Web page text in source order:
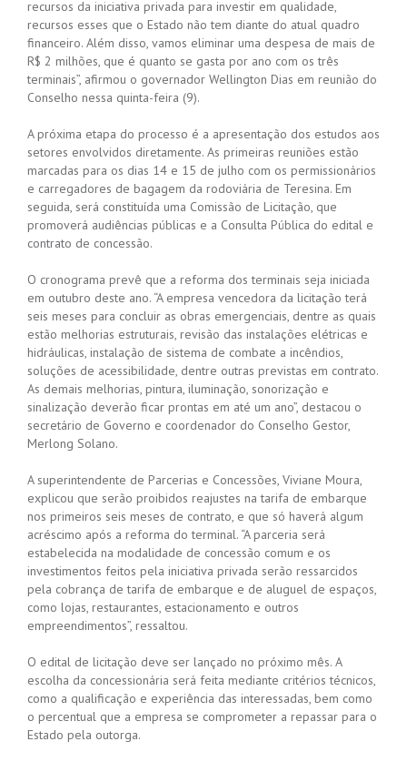
recursos da iniciativa privada para investir em qualidade,
recursos esses que o Estado não tem diante do atual quadro
financeiro. Além disso, vamos eliminar uma despesa de mais de
R$ 2 milhões, que é quanto se gasta por ano com os três
terminais”, afirmou o governador Wellington Dias em reunião do
Conselho nessa quinta-feira (9).
A próxima etapa do processo é a apresentação dos estudos aos
setores envolvidos diretamente. As primeiras reuniões estão
marcadas para os dias 14 e 15 de julho com os permissionários
e carregadores de bagagem da rodoviária de Teresina. Em
seguida, será constituída uma Comissão de Licitação, que
promoverá audiências públicas e a Consulta Pública do edital e
contrato de concessão.
O cronograma prevê que a reforma dos terminais seja iniciada
em outubro deste ano. “A empresa vencedora da licitação terá
seis meses para concluir as obras emergenciais, dentre as quais
estão melhorias estruturais, revisão das instalações elétricas e
hidráulicas, instalação de sistema de combate a incêndios,
soluções de acessibilidade, dentre outras previstas em contrato.
As demais melhorias, pintura, iluminação, sonorização e
sinalização deverão ficar prontas em até um ano”, destacou o
secretário de Governo e coordenador do Conselho Gestor,
Merlong Solano.
A superintendente de Parcerias e Concessões, Viviane Moura,
explicou que serão proibidos reajustes na tarifa de embarque
nos primeiros seis meses de contrato, e que só haverá algum
acréscimo após a reforma do terminal. “A parceria será
estabelecida na modalidade de concessão comum e os
investimentos feitos pela iniciativa privada serão ressarcidos
pela cobrança de tarifa de embarque e de aluguel de espaços,
como lojas, restaurantes, estacionamento e outros
empreendimentos”, ressaltou.
O edital de licitação deve ser lançado no próximo mês. A
escolha da concessionária será feita mediante critérios técnicos,
como a qualificação e experiência das interessadas, bem como
o percentual que a empresa se comprometer a repassar para o
Estado pela outorga.